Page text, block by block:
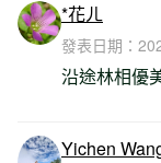
*花ㄦ
發表日期：
沿途林相優
Yichen